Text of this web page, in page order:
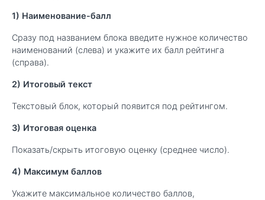
1) Наименование-балл
Сразу под названием блока введите нужное количество
наименований (слева) и укажите их балл рейтинга
(справа).
2) Итоговый текст
Текстовый блок, который появится под рейтингом.
3) Итоговая оценка
Показать/скрыть итоговую оценку (среднее число).
4) Максимум баллов
Укажите максимальное количество баллов,